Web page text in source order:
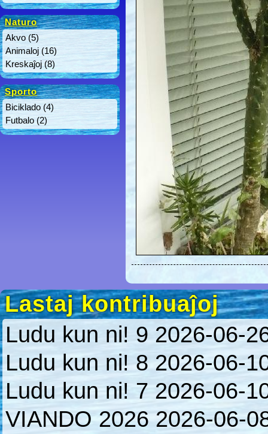
Naturo
Akvo (5)
Animaloj (16)
Kreskaĵoj (8)
Sporto
Biciklado (4)
Futbalo (2)
Lastaj kontribuaĵoj
Ludu kun ni! 9 2026-06-
Ludu kun ni! 8 2026-06-
Ludu kun ni! 7 2026-06-
VIANDO 2026 2026-06-